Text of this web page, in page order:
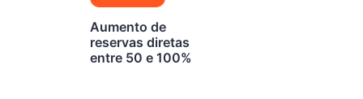
Aumento de
reservas diretas
entre 50 e 100%